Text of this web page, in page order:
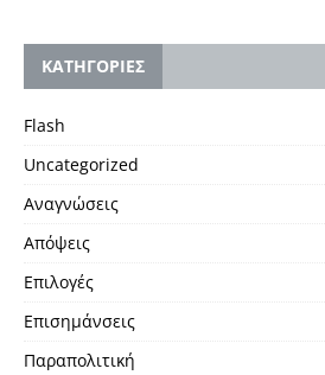
KΑΤΗΓΟΡΙΕΣ
Flash
Uncategorized
Αναγνώσεις
Απόψεις
Επιλογές
Επισημάνσεις
Παραπολιτική